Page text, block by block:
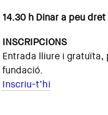
14.30 h Dinar a peu
INSCRIPCIONS
Entrada lliure i
fundació.
Inscriu-t’hi